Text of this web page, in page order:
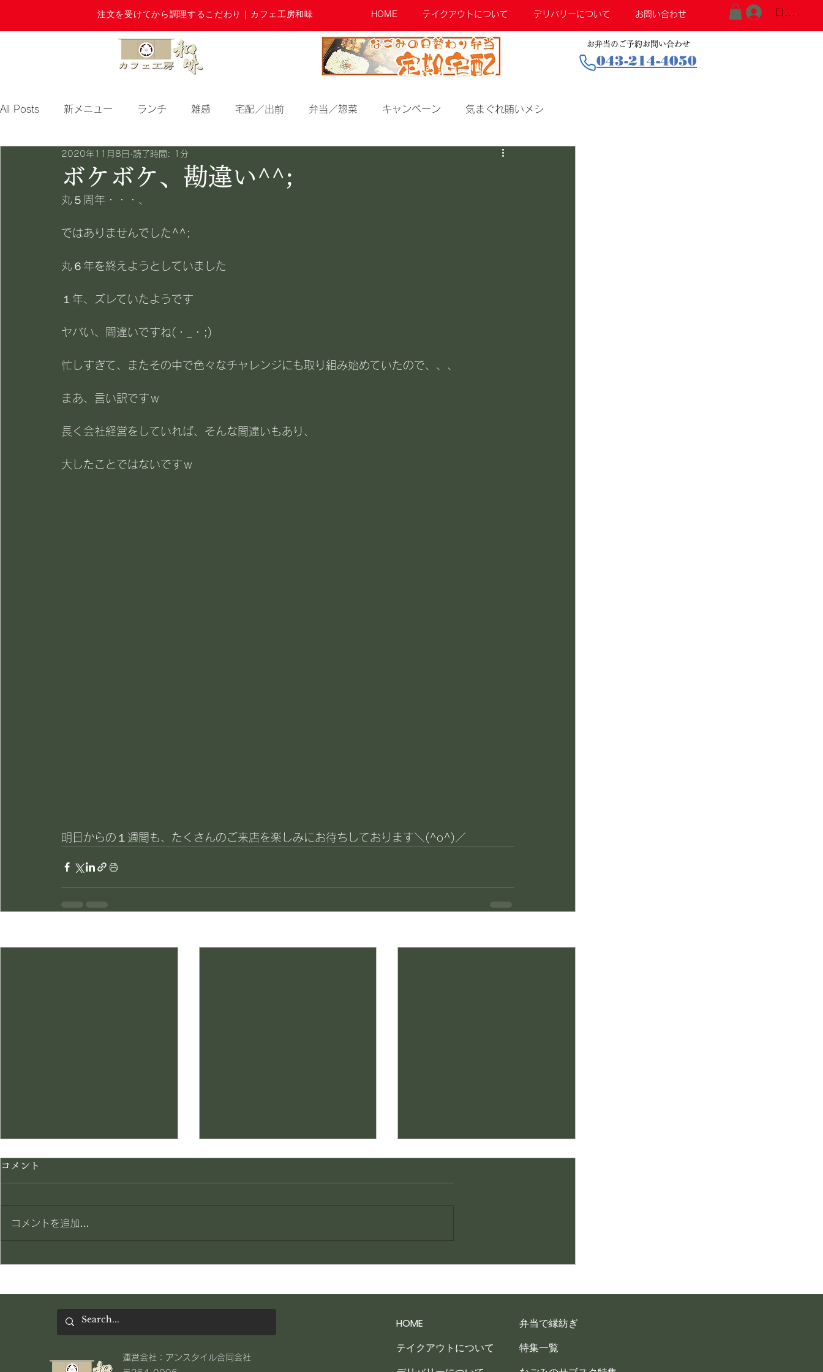
注文を受けてから調理するこだわり｜カフェ工房和味 HOME テイクアウトについて デリバリーについて お問い合わせ ログイン
お弁当のご予約お問い合わせ
043-214-4050
All Posts 新メニュー ランチ 雑感 宅配／出前 弁当／惣菜 キャンペーン 気まぐれ賄いメシ
期間限定
ボケボケ、勘違い^^;
2020年11月8日 読了時間: 1分
丸５周年・・・、
ではありませんでした^^;
丸６年を終えようとしていました
１年、ズレていたようです
ヤバい、間違いですね(・_・;)
忙しすぎて、またその中で色々なチャレンジにも取り組み始めていたので、、、
まあ、言い訳ですｗ
長く会社経営をしていれば、そんな間違いもあり、
大したことではないですｗ
明日からの１週間も、たくさんのご来店を楽しみにお待ちしております＼(^o^)／
コメント
コメントを追加…
​運営会社：アンスタイル合同会社
HOME
テイクアウトについて
弁当で縁紡ぎ
特集一覧